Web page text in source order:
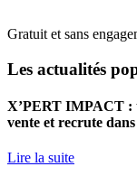
Gratuit et sans
Les actualités
X’PERT IMPACT :
vente et recrute
Lire la suite